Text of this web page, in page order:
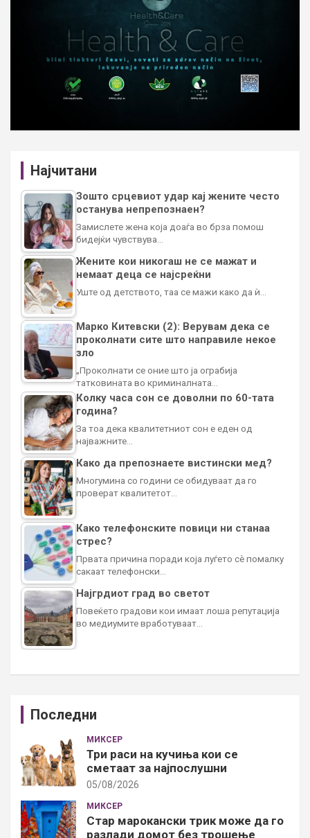
Најчитани
Зошто срцевиот удар кај жените често
останува непрепознаен?
Замислете жена која доаѓа во брза помош
бидејќи чувствува…
Жените кои никогаш не се мажат и
немаат деца се најсреќни
Уште од детството, таа се мажи како да ѝ…
Марко Китевски (2): Верувам дека се
проколнати сите што направиле некое
зло
„Проколнати се оние што ја ограбија
татковината во криминалната…
Колку часа сон се доволни по 60-тата
година?
За тоа дека квалитетниот сон е еден од
најважните…
Како да препознаете вистински мед?
Многумина со години се обидуваат да го
проверат квалитетот…
Како телефонските повици ни станаа
стрес?
Првата причина поради која луѓето сè помалку
сакаат телефонски…
Најгрдиот град во светот
Повеќето градови кои имаат лоша репутација
во медиумите вработуваат…
Последни
МИКСЕР
Три раси на кучиња кои се
сметаат за најпослушни
05/08/2026
МИКСЕР
Стар марокански трик може да го
разлади домот без трошење